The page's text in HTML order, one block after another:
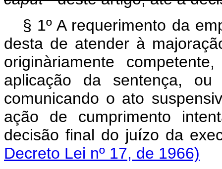
§ 1º A requerimento da
desta de atender à
originàriamente
aplicação da sentença,
comunicando o ato
ação de cumprimento
decisão final do juízo
Decreto Lei nº 17, de 1966)